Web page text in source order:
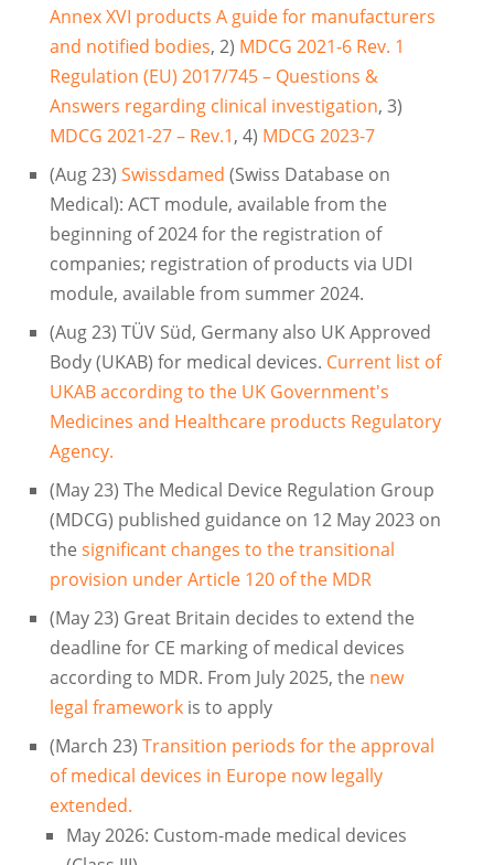
Annex XVI products A guide for manufacturers
and notified bodies, 2) MDCG 2021-6 Rev. 1
Regulation (EU) 2017/745 – Questions &
Answers regarding clinical investigation, 3)
MDCG 2021-27 – Rev.1, 4) MDCG 2023-7
(Aug 23) Swissdamed (Swiss Database on
Medical): ACT module, available from the
beginning of 2024 for the registration of
companies; registration of products via UDI
module, available from summer 2024.
(Aug 23) TÜV Süd, Germany also UK Approved
Body (UKAB) for medical devices. Current list of
UKAB according to the UK Government's
Medicines and Healthcare products Regulatory
Agency.
(May 23) The Medical Device Regulation Group
(MDCG) published guidance on 12 May 2023 on
the significant changes to the transitional
provision under Article 120 of the MDR
(May 23) Great Britain decides to extend the
deadline for CE marking of medical devices
according to MDR. From July 2025, the new
legal framework is to apply
(March 23) Transition periods for the approval
of medical devices in Europe now legally
extended.
May 2026: Custom-made medical devices